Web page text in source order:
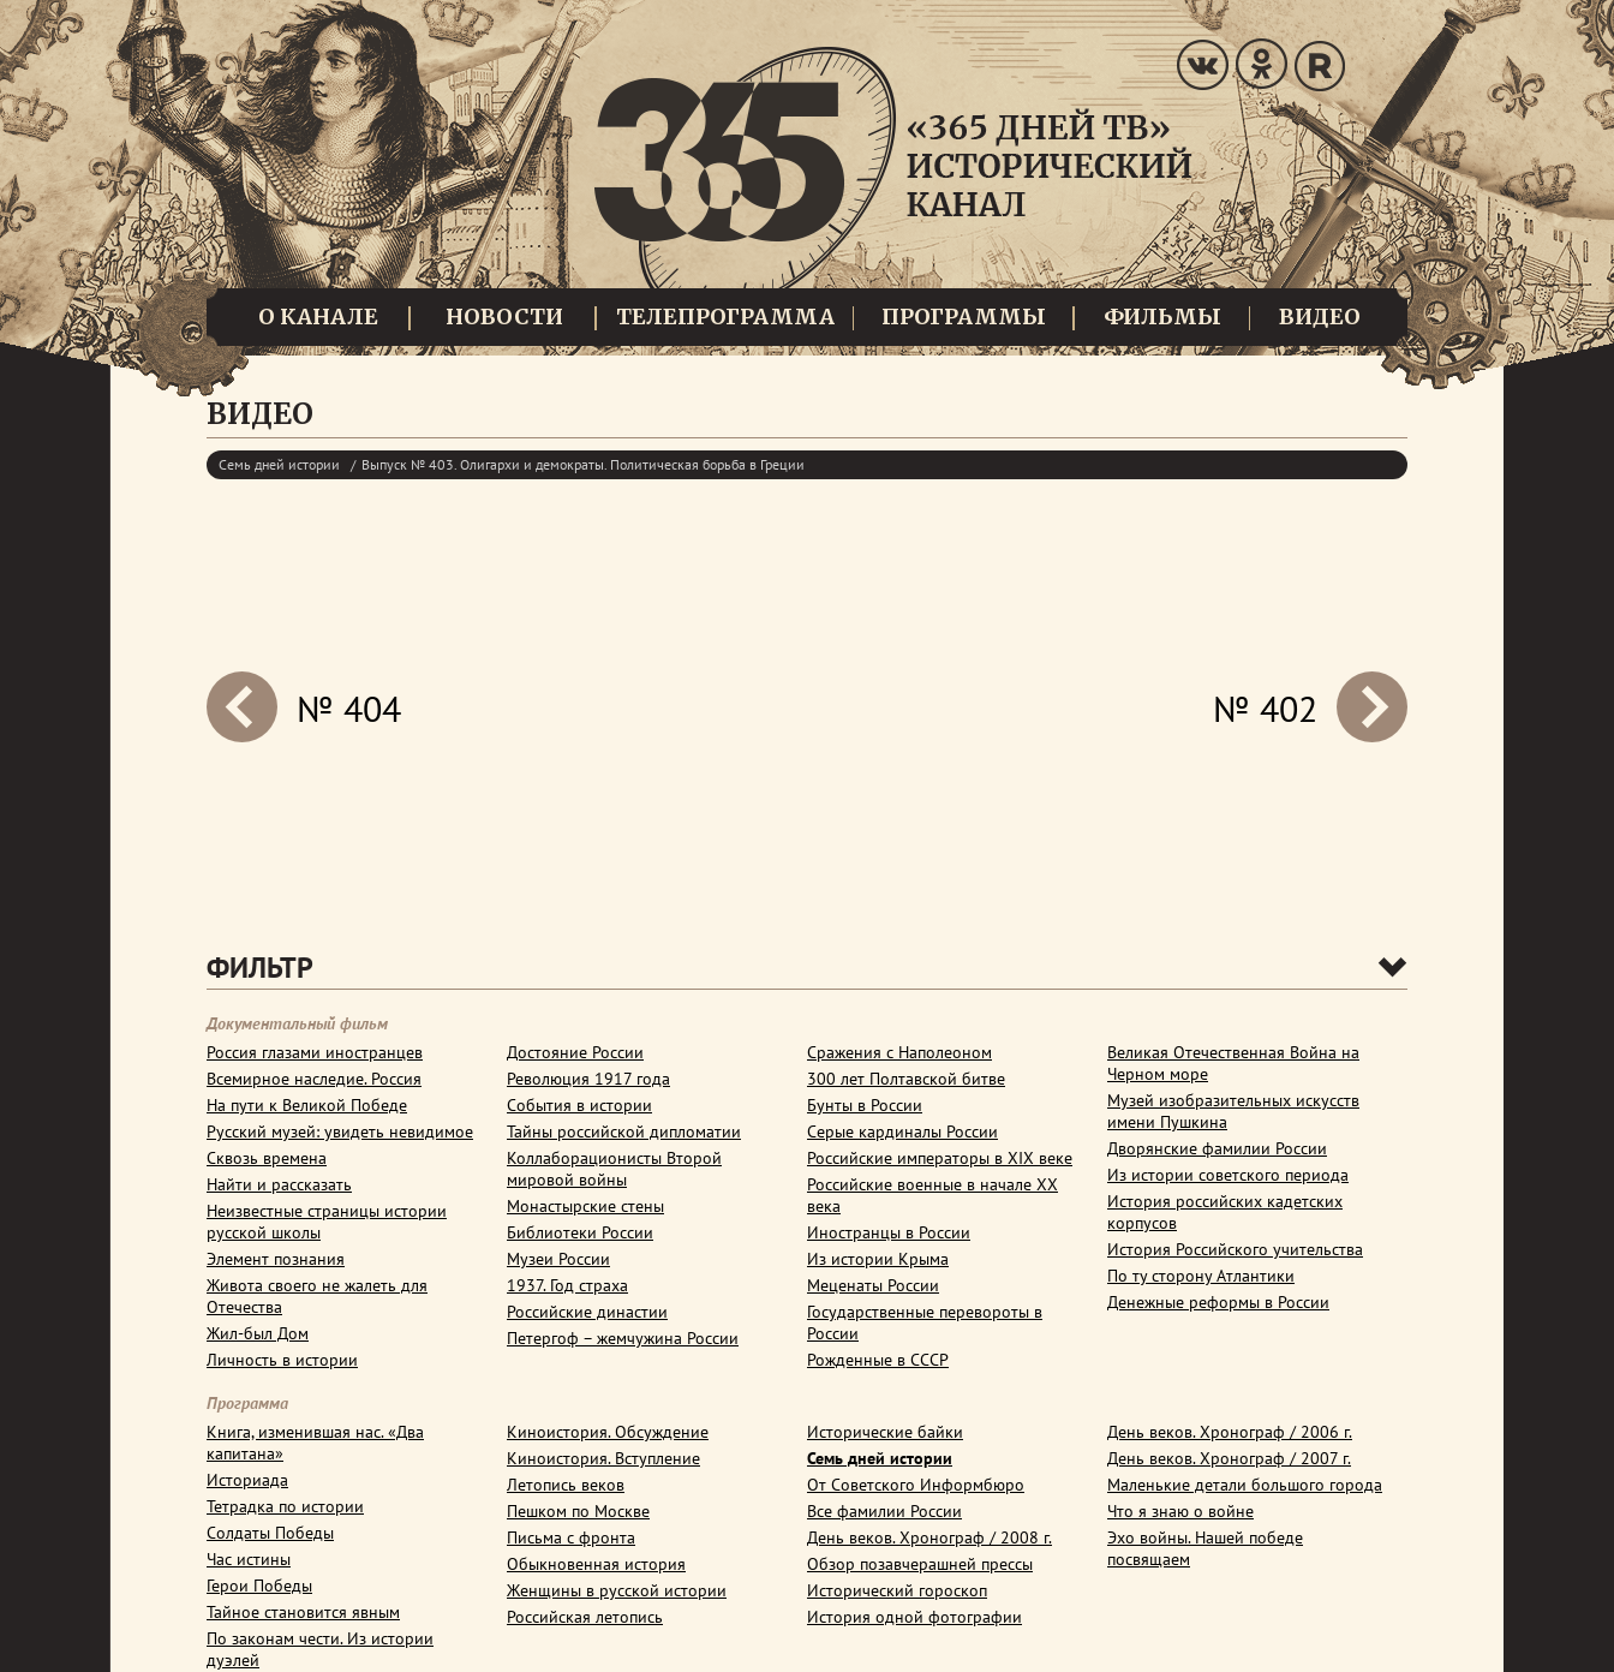
О КАНАЛЕ НОВОСТИ ТЕЛЕПРОГРАММА ПРОГРАММЫ ФИЛЬМЫ ВИДЕО
ВИДЕО
Семь дней истории Выпуск № 403. Олигархи и демократы. Политическая борьба в Греции
prev
next № 402
№ 404
ФИЛЬТР
Документальный фильм
Россия глазами иностранцев
Всемирное наследие. Россия
На пути к Великой Победе
Русский музей: увидеть невидимое
Сквозь времена
Найти и рассказать
Неизвестные страницы истории
русской школы
Элемент познания
Живота своего не жалеть для
Отечества
Жил-был Дом
Личность в истории
Достояние России
Революция 1917 года
События в истории
Тайны российской дипломатии
Коллаборационисты Второй
мировой войны
Монастырские стены
Библиотеки России
Музеи России
1937. Год страха
Российские династии
Петергоф – жемчужина России
Сражения с Наполеоном
300 лет Полтавской битве
Бунты в России
Серые кардиналы России
Российские императоры в XIX веке
Российские военные в начале ХХ
века
Иностранцы в России
Из истории Крыма
Меценаты России
Государственные перевороты в
России
Рожденные в СССР
Великая Отечественная Война на
Черном море
Музей изобразительных искусств
имени Пушкина
Дворянские фамилии России
Из истории советского периода
История российских кадетских
корпусов
История Российского учительства
По ту сторону Атлантики
Денежные реформы в России
Программа
Книга, изменившая нас. «Два
капитана»
Историада
Тетрадка по истории
Солдаты Победы
Час истины
Герои Победы
Тайное становится явным
По законам чести. Из истории
дуэлей
Киноистория. Обсуждение
Киноистория. Вступление
Летопись веков
Пешком по Москве
Письма с фронта
Обыкновенная история
Женщины в русской истории
Российская летопись
Исторические байки
Семь дней истории
От Советского Информбюро
Все фамилии России
День веков. Хронограф / 2008 г.
Обзор позавчерашней прессы
Исторический гороскоп
История одной фотографии
День веков. Хронограф / 2006 г.
День веков. Хронограф / 2007 г.
Маленькие детали большого города
Что я знаю о войне
Эхо войны. Нашей победе
посвящаем